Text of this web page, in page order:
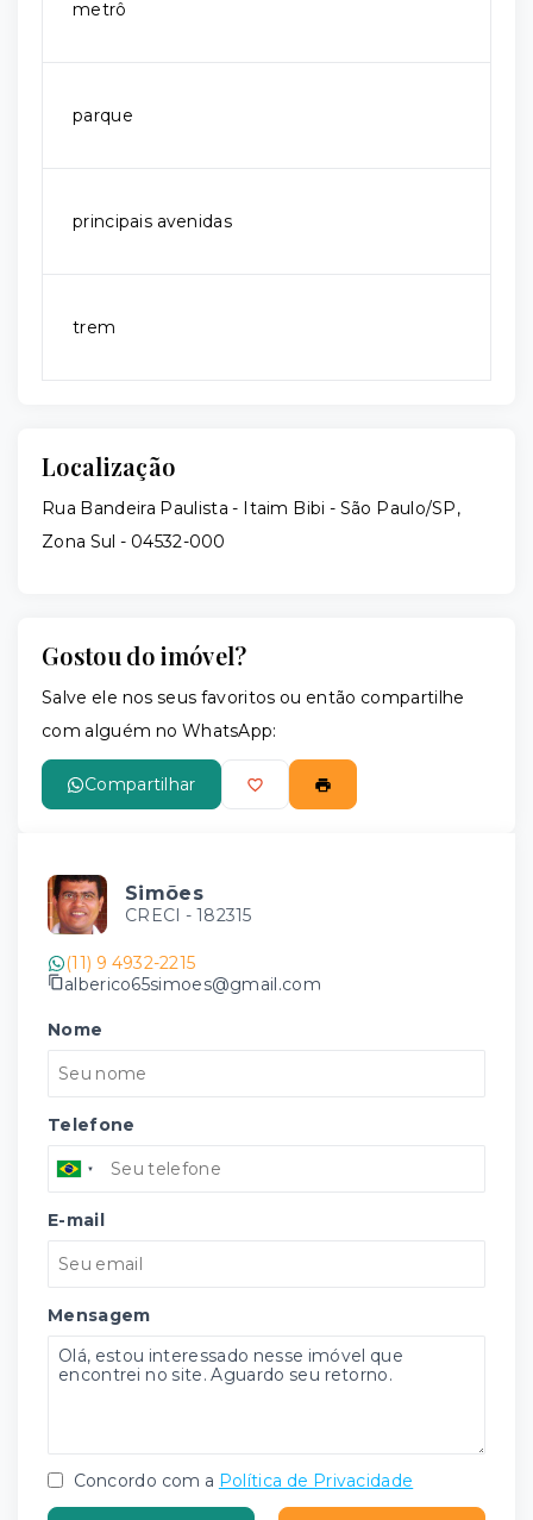
metrô
parque
principais avenidas
trem
Localização
Rua Bandeira Paulista - Itaim Bibi - São Paulo/SP,
Zona Sul - 04532-000
Gostou do imóvel?
Salve ele nos seus favoritos ou então compartilhe
com alguém no WhatsApp:
Compartilhar
Simões
CRECI - 182315
(11) 9 4932-2215
alberico65simoes@gmail.com
Nome
Telefone
E-mail
Mensagem
Concordo com a Política de Privacidade